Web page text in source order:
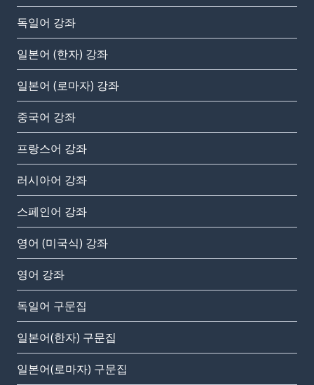
독일어 강좌
일본어 (한자) 강좌
일본어 (로마자) 강좌
중국어 강좌
프랑스어 강좌
러시아어 강좌
스페인어 강좌
영어 (미국식) 강좌
영어 강좌
독일어 구문집
일본어(한자) 구문집
일본어(로마자) 구문집